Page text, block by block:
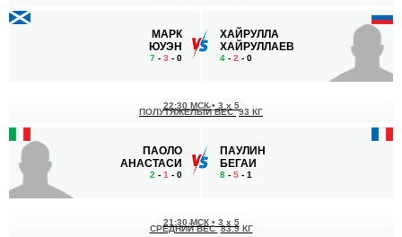
МАРК
ЮУЭН
7 - 3 - 0
ХАЙРУЛЛА
ХАЙРУЛЛАЕВ
4 - 2 - 0
ПАОЛО
АНАСТАСИ
2 - 1 - 0
22:30 МСК• 3 x 5
ПОЛУТЯЖЕЛЫЙ ВЕС 93 КГ
ПАУЛИН
БЕГАИ
8 - 5 - 1
21:30 МСК • 3 x 5
СРЕДНИЙ ВЕС 83.9 КГ